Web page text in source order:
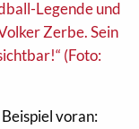
voran: